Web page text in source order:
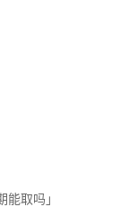
取吗」